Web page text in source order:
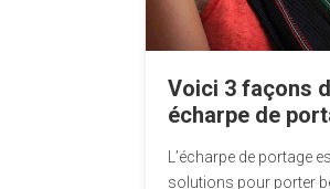
Voici 3 façons
écharpe de
L’écharpe de portage
solutions pour porter